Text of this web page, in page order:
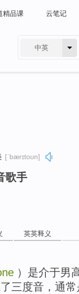
精品课 云笔记
中英
[ˈbærɪtoʊn]
歌手
英英释义
）是介于男
三度音，通